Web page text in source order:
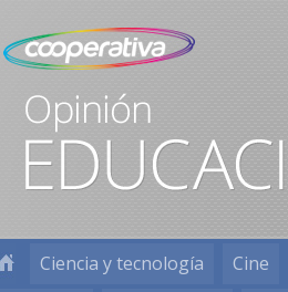
Ciencia y tecnología Cine